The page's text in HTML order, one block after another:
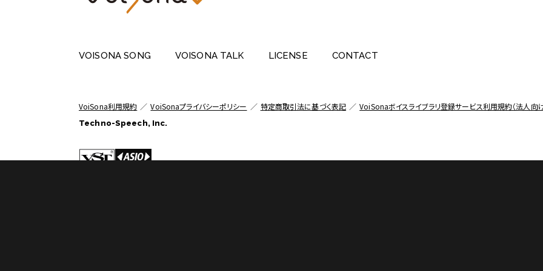
VOISONA SONG VOISONA TALK LICENSE CONTACT
VoiSona利用規約 ／ VoiSonaプライバシーポリシー ／ 特定商取引法に基づく表記 ／ VoiSonaボイスライブラリ登録サービス利用規約（法人向
Techno-Speech, Inc.